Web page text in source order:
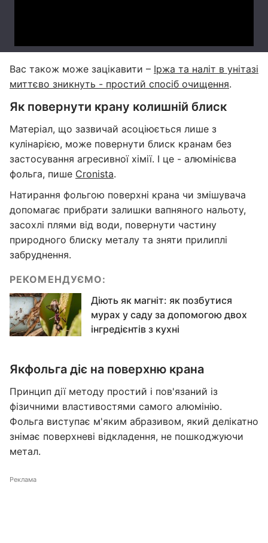
Вас також може зацікавити – Іржа та наліт в унітазі
миттєво зникнуть - простий спосіб очищення.
Як повернути крану колишній блиск
Матеріал, що зазвичай асоціюється лише з
кулінарією, може повернути блиск кранам без
застосування агресивної хімії. І це - алюмінієва
фольга, пише Cronista.
Натирання фольгою поверхні крана чи змішувача
допомагає прибрати залишки вапняного нальоту,
засохлі плями від води, повернути частину
природного блиску металу та зняти прилиплі
забруднення.
РЕКОМЕНДУЄМО:
Діють як магніт: як позбутися
мурах у саду за допомогою двох
інгредієнтів з кухні
Якфольга діє на поверхню крана
Принцип дії методу простий і пов'язаний із
фізичними властивостями самого алюмінію.
Фольга виступає м'яким абразивом, який делікатно
знімає поверхневі відкладення, не пошкоджуючи
метал.
Реклама